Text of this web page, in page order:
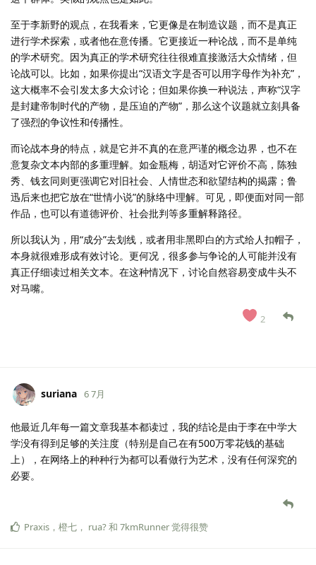
至于李新野的观点，在我看来，它更像是在制造议题，而不是真正
进行学术探索，或者他在意传播。它更接近一种论战，而不是单纯
的学术研究。因为真正的学术研究往往很难直接激活大众情绪，但
论战可以。比如，如果你提出“汉语文字是否可以用字母作为补充”，
这大概率不会引发太多大众讨论；但如果你换一种说法，声称“汉字
是封建帝制时代的产物，是压迫的产物”，那么这个议题就立刻具备
了强烈的争议性和传播性。
而论战本身的特点，就是它并不真的在意严谨的概念边界，也不在
意复杂文本内部的多重理解。如金瓶梅，胡适对它评价不高，陈独
秀、钱玄同则更强调它对旧社会、人情世态和欲望结构的揭露；鲁
迅后来也把它放在“世情小说”的脉络中理解。可见，即便面对同一部
作品，也可以有道德评价、社会批判等多重解释路径。
所以我认为，用“成分”去划线，或者用非黑即白的方式给人扣帽子，
本身就很难形成有效讨论。更何况，很多参与争论的人可能并没有
真正仔细读过相关文本。在这种情况下，讨论自然容易变成牛头不
对马嘴。
2
suriana 6 7月
他最近几年每一篇文章我基本都读过，我的结论是由于李在中学大
学没有得到足够的关注度（特别是自己在有500万零花钱的基础
上），在网络上的种种行为都可以看做行为艺术，没有任何深究的
必要。
Praxis ， 橙七 ， rua?和 7kmRunner觉得很赞